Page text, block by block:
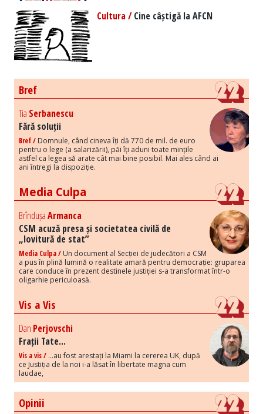
Cultura /Cine câștigă la AFCN
Bref
Tia Serbanescu
Fără soluții
Bref / Domnule, când cineva îți dă 770 de mil. de euro
pentru o lege (a salarizării), păi îți aduni toate mințile
astfel ca legea să arate cât mai bine posibil. Mai ales când ai
ani întregi la dispoziție.
Media Culpa
BrîndușaArmanca
CSM acuză presa și societatea civilă de
„lovitură de stat”
Media Culpa / Un document al Secției de judecători a CSM
a pus în plină lumină o realitate amară pentru democrație: gruparea
care conduce în prezent destinele justiției s-a transformat într-o
oligarhie periculoasă.
Vis a Vis
Dan Perjovschi
Frații Tate...
Vis a vis / ...au fost arestați la Miami la cererea UK, după
ce Justiția de la noi i-a lăsat în libertate magna cum
laudae,
Opinii